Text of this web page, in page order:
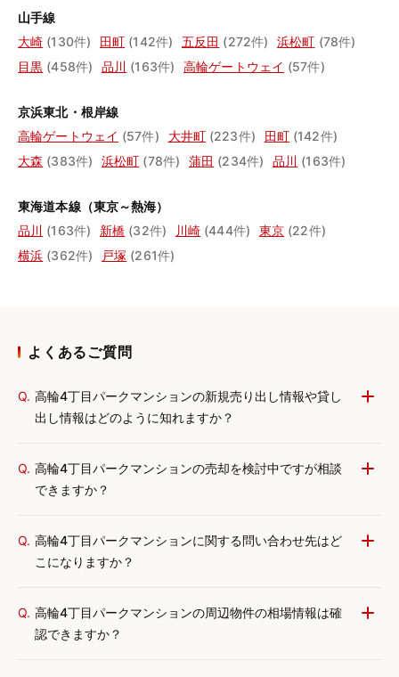
山手線
大崎 (130件) 田町 (142件) 五反田 (272件) 浜松町 (78件)
目黒 (458件) 品川 (163件) 高輪ゲートウェイ (57件)
京浜東北・根岸線
高輪ゲートウェイ (57件) 大井町 (223件) 田町 (142件)
大森 (383件) 浜松町 (78件) 蒲田 (234件) 品川 (163件)
東海道本線（東京～熱海）
品川 (163件) 新橋 (32件) 川崎 (444件) 東京 (22件)
横浜 (362件) 戸塚 (261件)
よくあるご質問
Q. 高輪4丁目パークマンションの新規売り出し情報や貸し
出し情報はどのように知れますか？
Q. 高輪4丁目パークマンションの売却を検討中ですが相談
できますか？
Q. 高輪4丁目パークマンションに関する問い合わせ先はど
こになりますか？
Q. 高輪4丁目パークマンションの周辺物件の相場情報は確
認できますか？